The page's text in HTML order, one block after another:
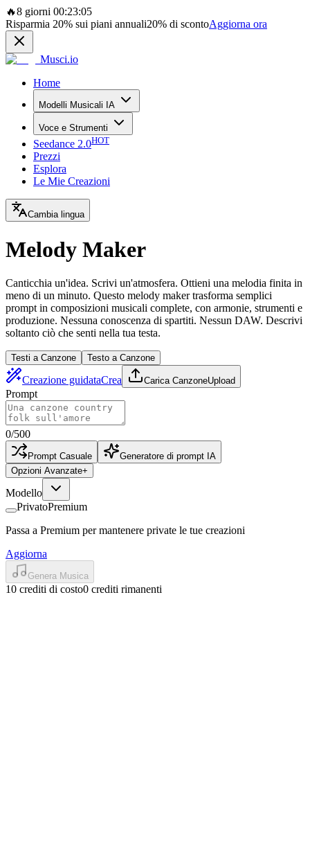
🔥8 giorni 00:23:05
Risparmia 20% sui piani annuali20% di scontoAggiorna ora
Musci.io
Home
Modelli Musicali IA
Voce e Strumenti
Seedance 2.0HOT
Prezzi
Esplora
Le Mie Creazioni
Cambia lingua
Melody Maker
Canticchia un'idea. Scrivi un'atmosfera. Ottieni una melodia finita in
meno di un minuto. Questo melody maker trasforma semplici
prompt in composizioni musicali complete, con armonie, strumenti e
produzione. Nessuna conoscenza di spartiti. Nessun DAW. Descrivi
soltanto ciò che senti nella tua testa.
Testi a Canzone Testo a Canzone
Creazione guidataCrea Carica CanzoneUpload
Prompt
0/500
Prompt Casuale
Generatore di prompt IA
Opzioni Avanzate+
Modello
PrivatoPremium
Passa a Premium per mantenere private le tue creazioni
Aggiorna
Genera Musica
10 crediti di costo0 crediti rimanenti